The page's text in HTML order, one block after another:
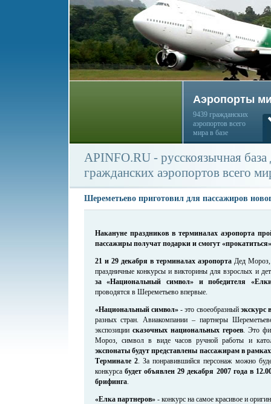
Аэропорты
9439 гражданских
аэропортов всего
мира в базе
APINFO.RU - русскоязычная
гражданских аэропортов всего
Шереметьево приготовил для пассажиров
Накануне праздников в терминалах аэропорта
пассажиры получат подарки и смогут
21 и 29 декабря в терминалах аэропортаДед Мороз,
праздничные конкурсы и викторины для взрослых и
за «Национальный символ» и победителя
проводятся в Шереметьево впервые.
«Национальный символ»- это своеобразный экскурс
разных стран. Авиакомпании – партнеры
экспозиции сказочных национальных героев. Это
Мороз, символ в виде часов ручной работы и
экспонаты будут представлены пассажирам в
Терминале 2. За понравившийся персонаж можно
конкурса будет объявлен 29 декабря 2007 года в
брифинга.
«Елка партнеров»- конкурс на самое красивое и